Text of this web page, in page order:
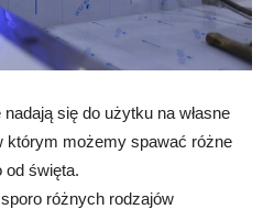
się do użytku na własne
którym możemy spawać różne
od święta.
różnych rodzajów